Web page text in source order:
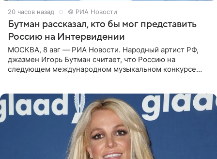
20 часов назад © РИА Новости
Бутман рассказал, кто бы мог представить
Россию на Интервидении
МОСКВА, 8 авг — РИА Новости. Народный артист РФ,
джазмен Игорь Бутман считает, что Россию на
следующем международном музыкальном конкурсе